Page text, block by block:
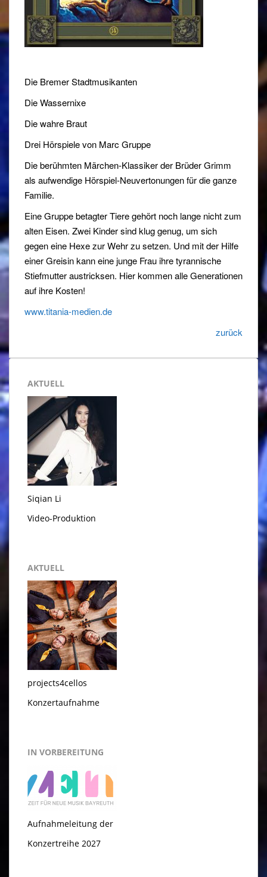
Die Bremer Stadtmusikanten
Die Wassernixe
Die wahre Braut
Drei Hörspiele von Marc Gruppe
Die berühmten Märchen-Klassiker der Brüder Grimm
als aufwendige Hörspiel-Neuvertonungen für die ganze
Familie.
Eine Gruppe betagter Tiere gehört noch lange nicht zum
alten Eisen. Zwei Kinder sind klug genug, um sich
gegen eine Hexe zur Wehr zu setzen. Und mit der Hilfe
einer Greisin kann eine junge Frau ihre tyrannische
Stiefmutter austricksen. Hier kommen alle Generationen
auf ihre Kosten!
www.titania-medien.de
zurück
AKTUELL
Siqian Li
Video-Produktion
AKTUELL
projects4cellos
Konzertaufnahme
IN VORBEREITUNG
Aufnahmeleitung der
Konzertreihe 2027